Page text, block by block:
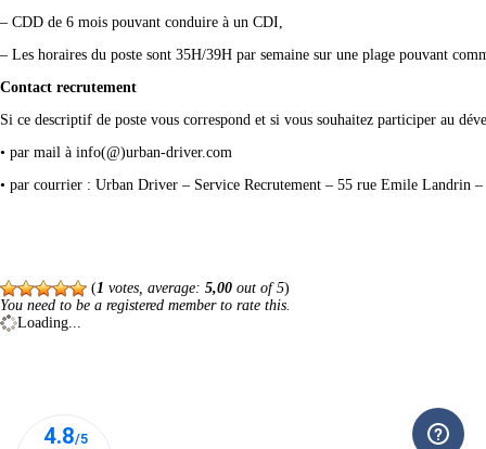
– CDD de 6 mois pouvant conduire à un CDI,
– Les horaires du poste sont 35H/39H par semaine sur une plage pouvant
Contact recrutement
Si ce descriptif de poste vous correspond et si vous souhaitez participer au
• par mail à info(@)urban-driver.com
• par courrier : Urban Driver – Service Recrutement – 55 rue Emile Landrin
(1 votes, average: 5,00 out of 5)
You need to be a registered member to rate this.
Loading...